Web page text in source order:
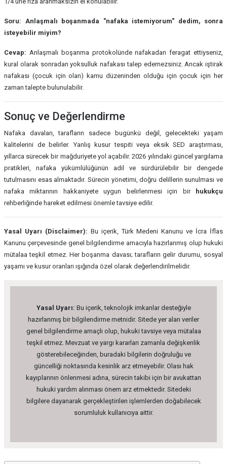
Soru: Anlaşmalı boşanmada "nafaka istemiyorum" dedim, sonra
isteyebilir miyim?
Cevap: Anlaşmalı boşanma protokolünde nafakadan feragat ettiyseniz,
kural olarak sonradan yoksulluk nafakası talep edemezsiniz. Ancak iştirak
nafakası (çocuk için olan) kamu düzeninden olduğu için çocuk için her
zaman talepte bulunulabilir.
Sonuç ve Değerlendirme
Nafaka davaları, tarafların sadece bugünkü değil, gelecekteki yaşam
kalitelerini de belirler. Yanlış kusur tespiti veya eksik SED araştırması,
yıllarca sürecek bir mağduriyete yol açabilir. 2026 yılındaki güncel yargılama
pratikleri, nafaka yükümlülüğünün adil ve sürdürülebilir bir dengede
tutulmasını esas almaktadır. Sürecin yönetimi, doğru delillerin sunulması ve
nafaka miktarının hakkaniyete uygun belirlenmesi için bir
hukukçu
rehberliğinde hareket edilmesi önemle tavsiye edilir.
Yasal Uyarı (Disclaimer): Bu içerik, Türk Medeni Kanunu ve İcra İflas
Kanunu çerçevesinde genel bilgilendirme amacıyla hazırlanmış olup hukuki
mütalaa teşkil etmez. Her boşanma davası; tarafların gelir durumu, sosyal
yaşamı ve kusur oranları ışığında özel olarak değerlendirilmelidir.
Yasal Uyarı: Bu içerik, teknolojik imkanlar desteğiyle
hazırlanmış bir bilgilendirme metnidir. Sitede yer alan veriler
genel bilgilendirme amaçlı olup, hukuki tavsiye veya mütalaa
teşkil etmez. Mevzuat ve yargı kararları zamanla değişkenlik
gösterebileceğinden, buradaki bilgilerin doğruluğu ve
güncelliği noktasında kesinlik arz etmeyebilir. Olası hak
kayıplarının önlenmesi adına, sürecin takibi için bir avukattan
hukuki yardım alınması önem arz etmektedir. Sitedeki
bilgilere dayanarak gerçekleştirilen işlemlerden doğabilecek
sorumluluk kullanıcıya aittir.